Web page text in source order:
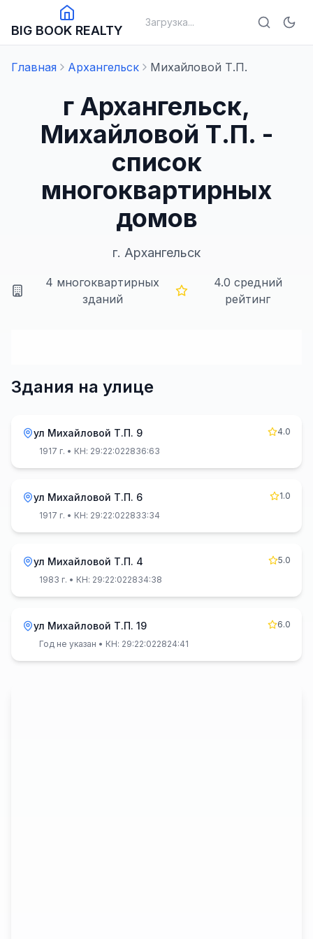
BIG BOOK REALTY
Загрузка...
Главная Архангельск Михайловой Т.П.
г Архангельск,
Михайловой Т.П. -
список
многоквартирных
домов
г. Архангельск
4 многоквартирных
зданий
4.0 средний
рейтинг
Здания на улице
ул Михайловой Т.П. 9
4.0
1917 г. • КН: 29:22:022836:63
ул Михайловой Т.П. 6
1.0
1917 г. • КН: 29:22:022833:34
ул Михайловой Т.П. 4
5.0
1983 г. • КН: 29:22:022834:38
ул Михайловой Т.П. 19
6.0
Год не указан • КН: 29:22:022824:41